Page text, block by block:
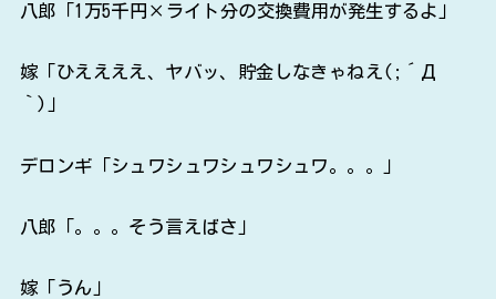
八郎「1万5千円×ライト分の交換費用が発生するよ」
嫁「ひええええ、ヤバッ、貯金しなきゃねえ(;´Д
｀)」
デロンギ「シュワシュワシュワシュワ。。。」
八郎「。。。そう言えばさ」
嫁「うん」